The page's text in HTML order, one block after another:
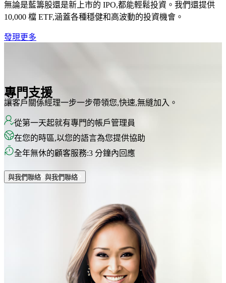
無論是藍籌股還是新上市的 IPO,都能輕鬆投資。我們還提供
10,000 檔 ETF,涵蓋各種穩健和高波動的投資機會。
發現更多
專門支援
讓客戶關係經理一步一步帶領您,快速,無縫加入。
從第一天起就有專門的帳戶管理員
在您的時區,以您的語言為您提供協助
全年無休的顧客服務:3 分鐘內回應
與我們聯絡 與我們聯絡